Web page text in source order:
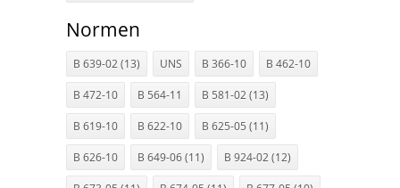
Normen
B 639-02 (13) UNS B 366-10 B 462-10
B 472-10 B 564-11 B 581-02 (13)
B 619-10 B 622-10 B 625-05 (11)
B 626-10 B 649-06 (11) B 924-02 (12)